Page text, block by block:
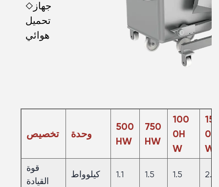
◇جهاز
تحميل
هوائي
تخصيص وحدة
500
HW
750
HW
100
0H
W
0H
W
قوة
القيادة
كيلوواط 1.1 1.5 1.5 2.2